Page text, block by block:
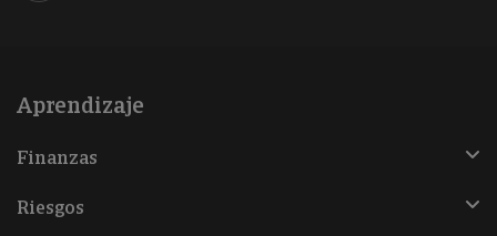
Aprendizaje
Finanzas
Riesgos